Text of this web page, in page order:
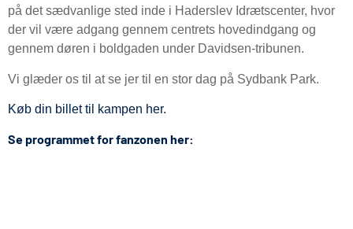
på det sædvanlige sted inde i Haderslev Idrætscenter, hvor
der vil være adgang gennem centrets hovedindgang og
gennem døren i boldgaden under Davidsen-tribunen.
Vi glæder os til at se jer til en stor dag på Sydbank Park.
Køb din billet til kampen her.
Se programmet for fanzonen her: